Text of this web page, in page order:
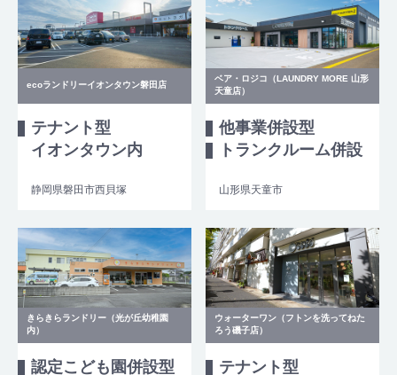
ecoランドリーイオンタウン磐田店
テナント型
イオンタウン内
静岡県磐田市西貝塚
ベア・ロジコ（LAUNDRY MORE 山形
天童店）
他事業併設型
トランクルーム併設
山形県天童市
きらきらランドリー（光が丘幼稚園
内）
認定こども園併設型
ウォーターワン（フトンを洗ってねた
ろう磯子店）
テナント型